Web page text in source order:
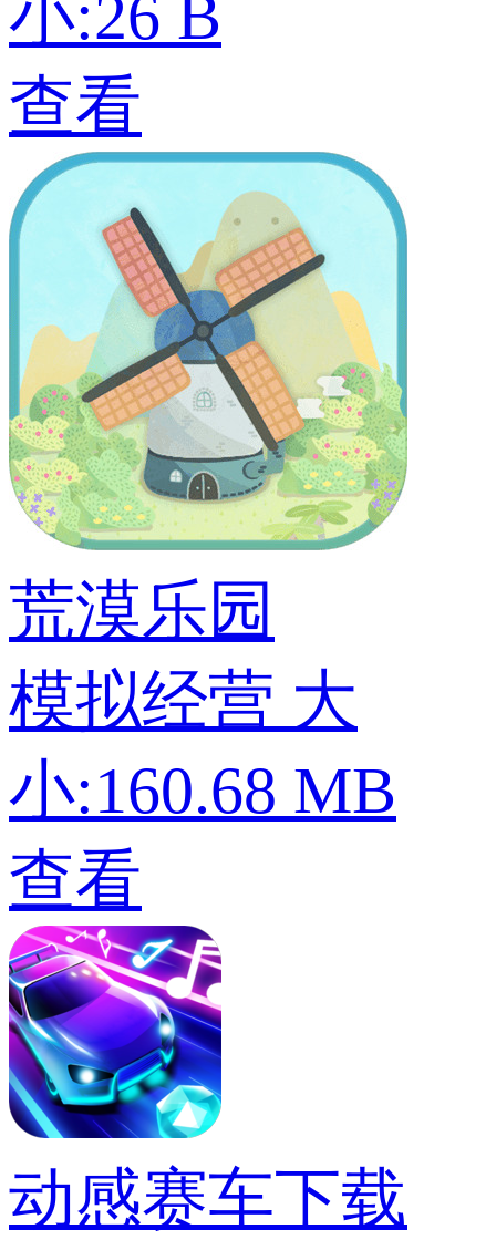
小:26 B
查看
荒漠乐园
模拟经营 大
小:160.68 MB
查看
动感赛车下载